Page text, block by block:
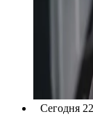
Сегодня